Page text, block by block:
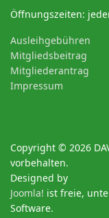
Öffnungszeiten:
Ausleihgebühren
Mitgliedsbeitrag
Mitgliederantrag
Impressum
Copyright © 2026
vorbehalten.
Designed by
Joomla! ist freie,
Software.